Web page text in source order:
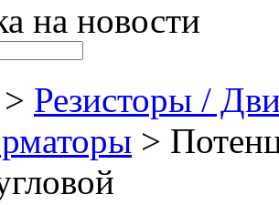
на новости
> Резисторы /
>